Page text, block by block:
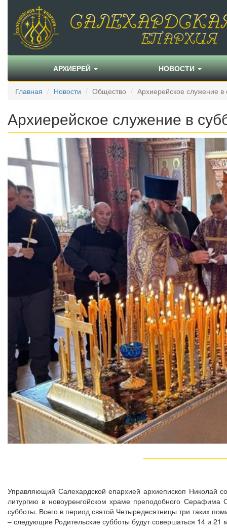
АРХИЕРЕЙ НОВОСТИ
Главная Новости Общество Архиерейское служение
Архиерейское служение в
Управляющий Салехардской епархией архиепископ Николай
литургию в новоуренгойском храме преподобного Серафима
субботы. Всего в период святой Четыредесятницы три таких
– следующие Родительские субботы будут совершаться 14 и 21